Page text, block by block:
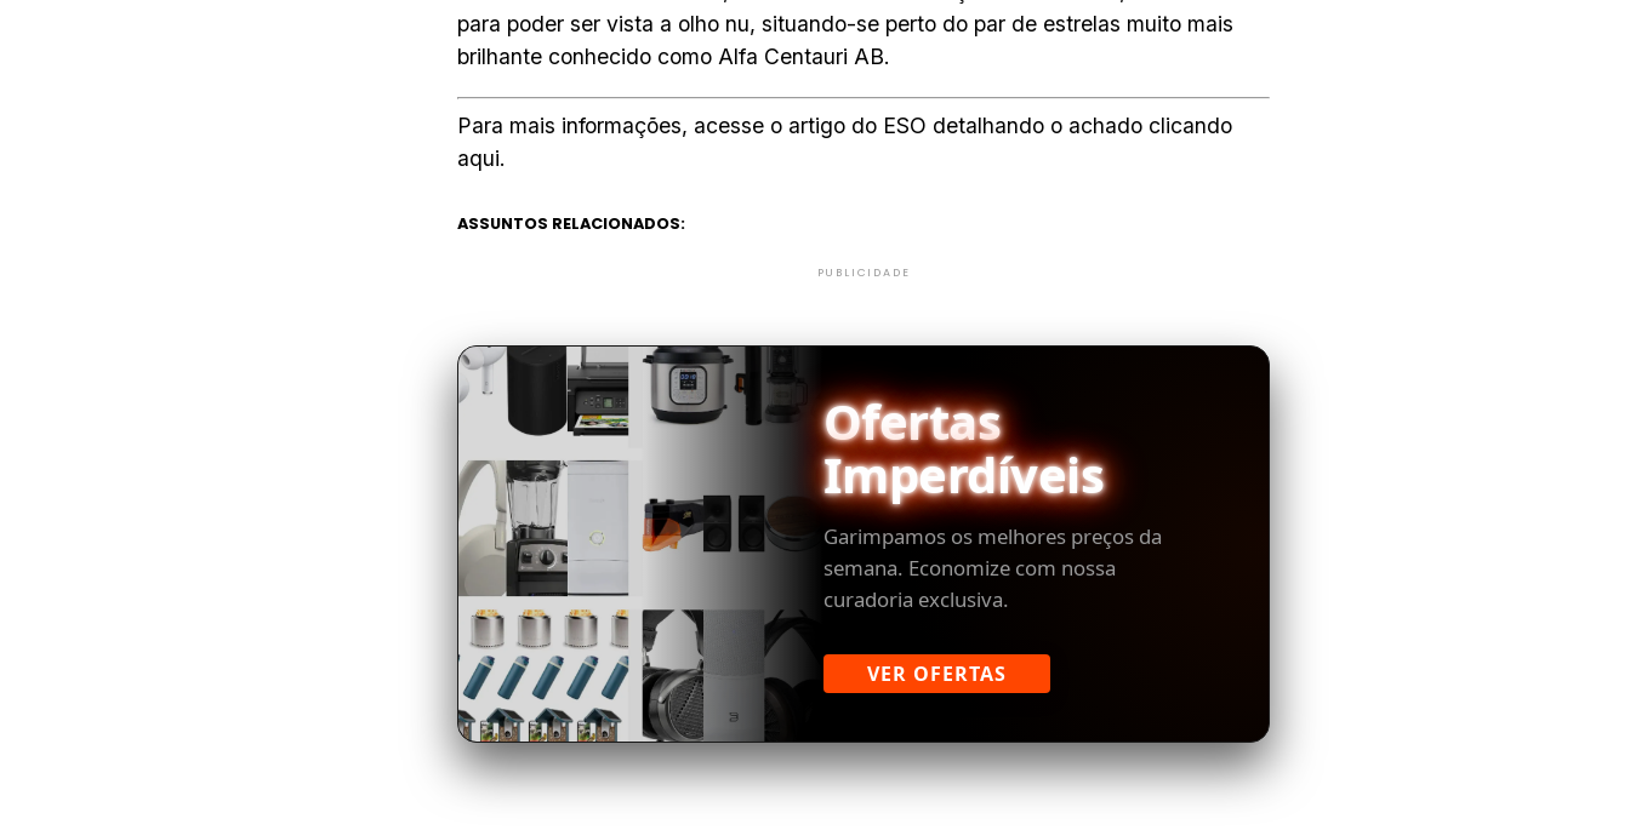
para poder ser vista a olho nu, situando-se perto do par de estrelas muito mais
brilhante conhecido como Alfa Centauri AB.
Para mais informações, acesse o artigo do ESO detalhando o achado clicando
aqui.
ASSUNTOS RELACIONADOS:
PUBLICIDADE
Ofertas
Imperdíveis
Garimpamos os melhores preços da
semana. Economize com nossa
curadoria exclusiva.
VER OFERTAS